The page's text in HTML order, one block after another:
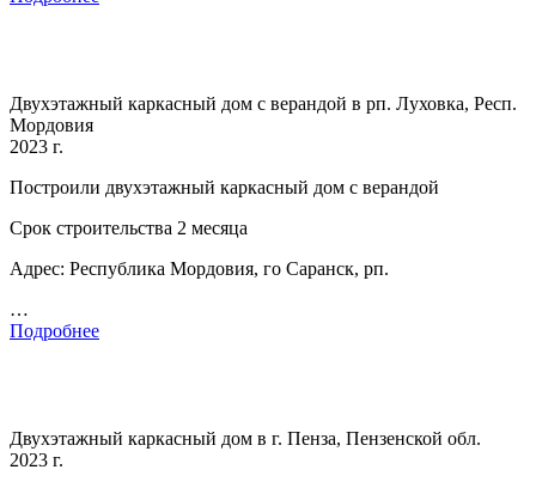
Двухэтажный каркасный дом с верандой в рп. Луховка, Респ.
Мордовия
2023 г.
Построили двухэтажный каркасный дом с верандой
Срок строительства 2 месяца
Адрес: Республика Мордовия, го Саранск, рп.
…
Подробнее
Двухэтажный каркасный дом в г. Пенза, Пензенской обл.
2023 г.